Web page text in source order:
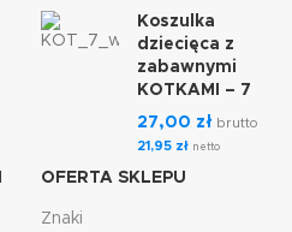
Koszulka
dziecięca z
zabawnymi
KOTKAMI – 7
27,00 zł brutto
21,95 zł netto
OFERTA SKLEPU
Znaki